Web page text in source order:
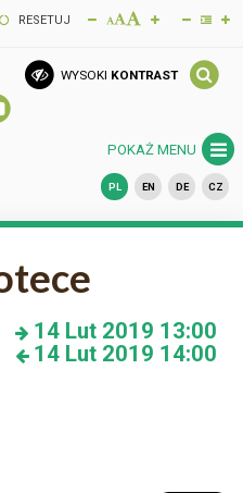
RESETUJ
WYSOKI KONTRAST
POKAŻ MENU
PL EN DE CZ
14 Lut 2019 13:00
14 Lut 2019 14:00